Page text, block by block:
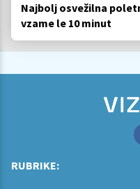
Najbolj osvežilna
vzame le 10 minut
RUBRIKE: